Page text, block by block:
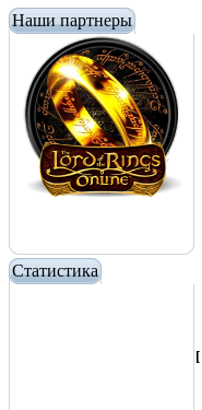
Наши партнеры
Статистика
[